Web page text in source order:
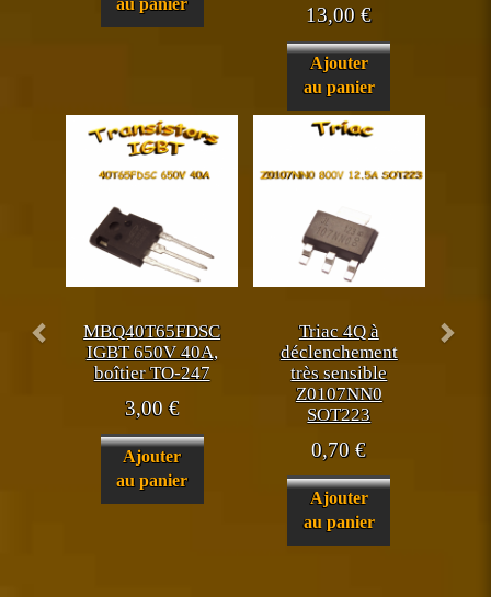
au panier
13,00€
Ajouter
au panier
MBQ40T65FDSC
IGBT 650V 40A,
boîtier TO-247
3,00€
Ajouter
au panier
Triac 4Q à
déclenchement
très sensible
Z0107NN0
SOT223
0,70€
Ajouter
au panier